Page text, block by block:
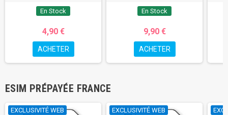
En Stock
4,90 €
ACHETER
En Stock
9,90 €
ACHETER
ESIM PRÉPAYÉE FRANCE
EXCLUSIVITÉ WEB EXCLUSIVITÉ WEB